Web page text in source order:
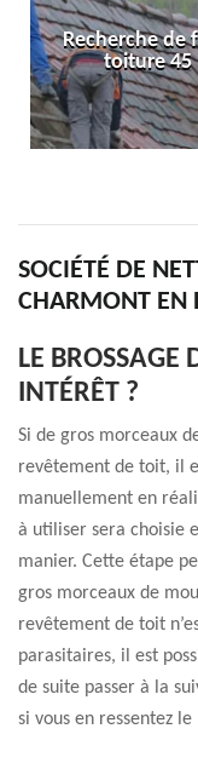
Entreprise
démoussage de
45
SOCIÉTÉ DE
CHARMONT EN
LE BROSSAGE
INTÉRÊT ?
Si de gros morceaux
revêtement de toit, il
manuellement en
à utiliser sera choisie
manier. Cette étape
gros morceaux de
revêtement de toit
parasitaires, il est
de suite passer à la
si vous en ressentez le